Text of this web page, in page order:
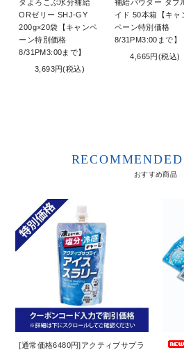
ダよろこぶ水分補給
ORゼリー SHJ-GY
200g×20袋【キャンペ
ーン特別価格
8/31PM3:00まで】
3,693円(税込)
補給パウダー ダブ
イド 50本箱【キャ
ペーン特別価格
8/31PM3:00まで】
4,665円(税込)
おすすめ商品
[通常価格6480円]アクティブサプラ